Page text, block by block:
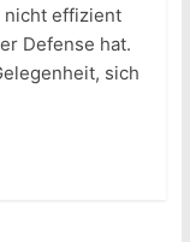
nicht effizient
Defense hat.
sich